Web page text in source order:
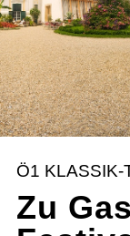
Ö1
Zu